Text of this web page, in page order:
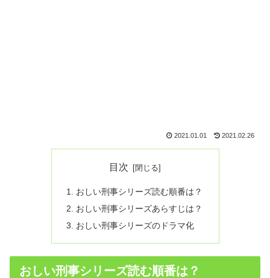
2021.01.01 2021.02.26
目次
おしい刑事シリーズ読む順番は？
おしい刑事シリーズあらすじは？
おしい刑事シリーズのドラマ化
おしい刑事シリーズ読む順番は？